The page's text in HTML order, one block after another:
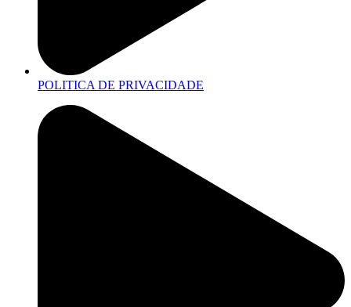
POLITICA DE PRIVACIDADE